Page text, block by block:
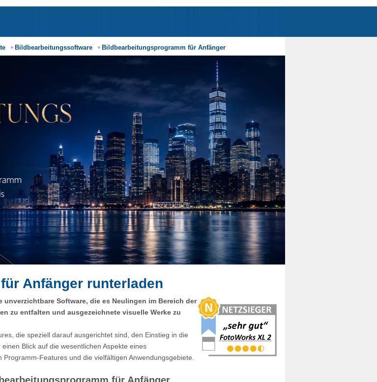
Bildbearbeitungssoftware Bildbearbeitungsprogramm für Anfänger
Anfänger runterladen
Software, die es Neulingen im Bereich der
zu entfalten und ausgezeichnete visuelle Werke zu
die speziell darauf ausgerichtet sind, den Einstieg in die
Blick auf die wesentlichen Aspekte eines
Features und die vielfältigen Anwendungsgebiete.